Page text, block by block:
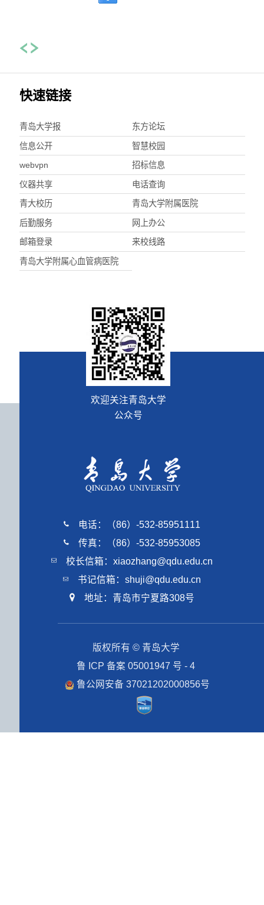
快速链接
青岛大学报 东方论坛
信息公开 智慧校园
webvpn 招标信息
仪器共享 电话查询
青大校历 青岛大学附属医院
后勤服务 网上办公
邮箱登录 来校线路
青岛大学附属心血管病医院
欢迎关注青岛大学
公众号
电话：（86）-532-85951111
传真：（86）-532-85953085
校长信箱：xiaozhang@qdu.edu.cn
书记信箱：shuji@qdu.edu.cn
地址：青岛市宁夏路308号
版权所有 © 青岛大学
鲁 ICP 备案 05001947 号 - 4
鲁公网安备 37021202000856号